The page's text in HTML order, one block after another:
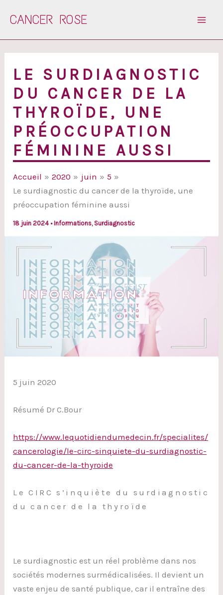
CANCER ROSE
LE SURDIAGNOSTIC
DU CANCER DE LA
THYROÏDE, UNE
PRÉOCCUPATION
FÉMININE AUSSI
Accueil 2020 juin
5
Le surdiagnostic du cancer de la thyroïde, une
préoccupation féminine aussi
18 juin 2024 • Informations, Surdiagnostic
5 juin 2020
Résumé Dr C.Bour
https://www.lequotidiendumedecin.fr/specialites/
cancerologie/le-circ-sinquiete-du-surdiagnostic-
du-cancer-de-la-thyroide
Le CIRC s’inquiète du surdiagnostic
du cancer de la thyroïde
Le surdiagnostic est un réel problème dans nos
sociétés modernes surmédicalisées. Il devient un
vaste enjeu de santé publique, car il entraîne des